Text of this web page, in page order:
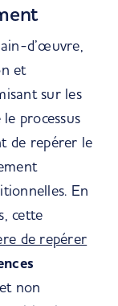
d’œuvre,
et
sur les
processus
de repérer le
En
cette
de repérer
non